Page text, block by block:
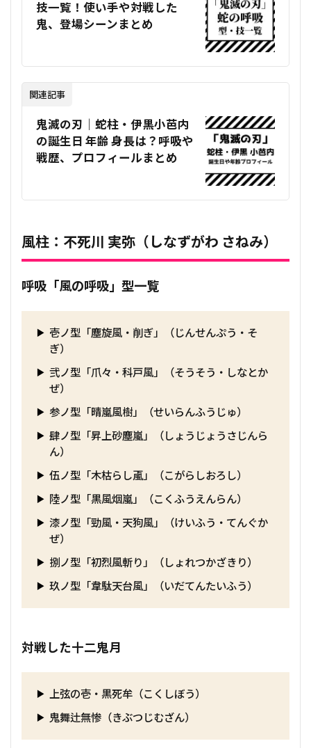
技一覧！使い手や対戦した
鬼、登場シーンまとめ
関連記事
鬼滅の刃｜蛇柱・伊黒小芭内
の誕生日 年齢 身長は？呼吸や
戦歴、プロフィールまとめ
風柱：不死川 実弥（しなずがわ さねみ）
呼吸「風の呼吸」型一覧
壱ノ型「塵旋風・削ぎ」（じんせんぷう・そ
ぎ）
弐ノ型「爪々・科戸風」（そうそう・しなとか
ぜ）
参ノ型「晴嵐風樹」（せいらんふうじゅ）
肆ノ型「昇上砂塵嵐」（しょうじょうさじんら
ん）
伍ノ型「木枯らし颪」（こがらしおろし）
陸ノ型「黒風烟嵐」（こくふうえんらん）
漆ノ型「勁風・天狗風」（けいふう・てんぐか
ぜ）
捌ノ型「初烈風斬り」（しょれつかざきり）
玖ノ型「韋駄天台風」（いだてんたいふう）
対戦した十二鬼月
上弦の壱・黒死牟（こくしぼう）
鬼舞辻無惨（きぶつじむざん）